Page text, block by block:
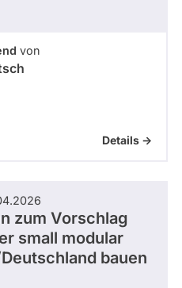
von
Details ->
zum Vorschlag
small modular
bauen